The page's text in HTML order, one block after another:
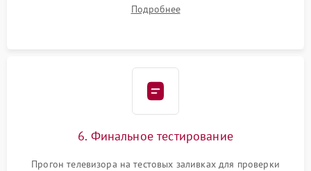
Сброс настроек и обновление программного обеспечения.
Подробнее
6. Финальное тестирование
Прогон телевизора на тестовых заливках для проверки